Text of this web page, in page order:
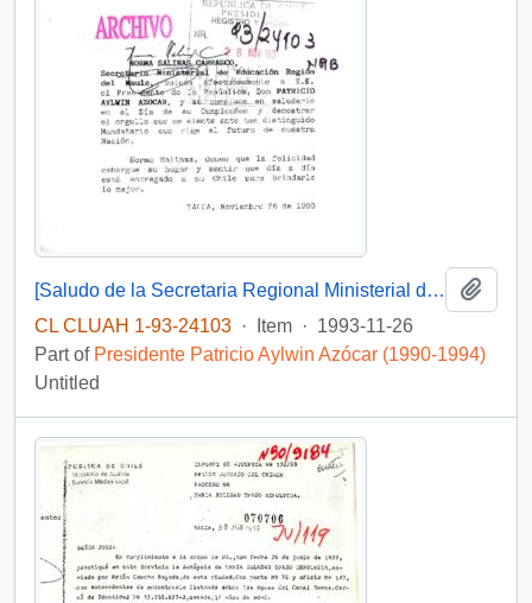
[Saludo de la Secretaria Regional Ministerial de Educación de la Región del Maule dirigido al Presidente Patricio Aylwin]
CL CLUAH 1-93-24103 · Item · 1993-11-26
Part of Presidente Patricio Aylwin Azócar (1990-1994)
Untitled